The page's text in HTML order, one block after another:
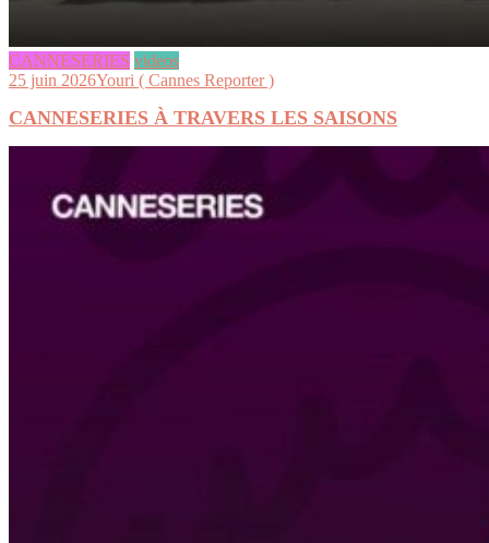
CANNESERIES videos
25 juin 2026Youri ( Cannes Reporter )
CANNESERIES À TRAVERS LES SAISONS